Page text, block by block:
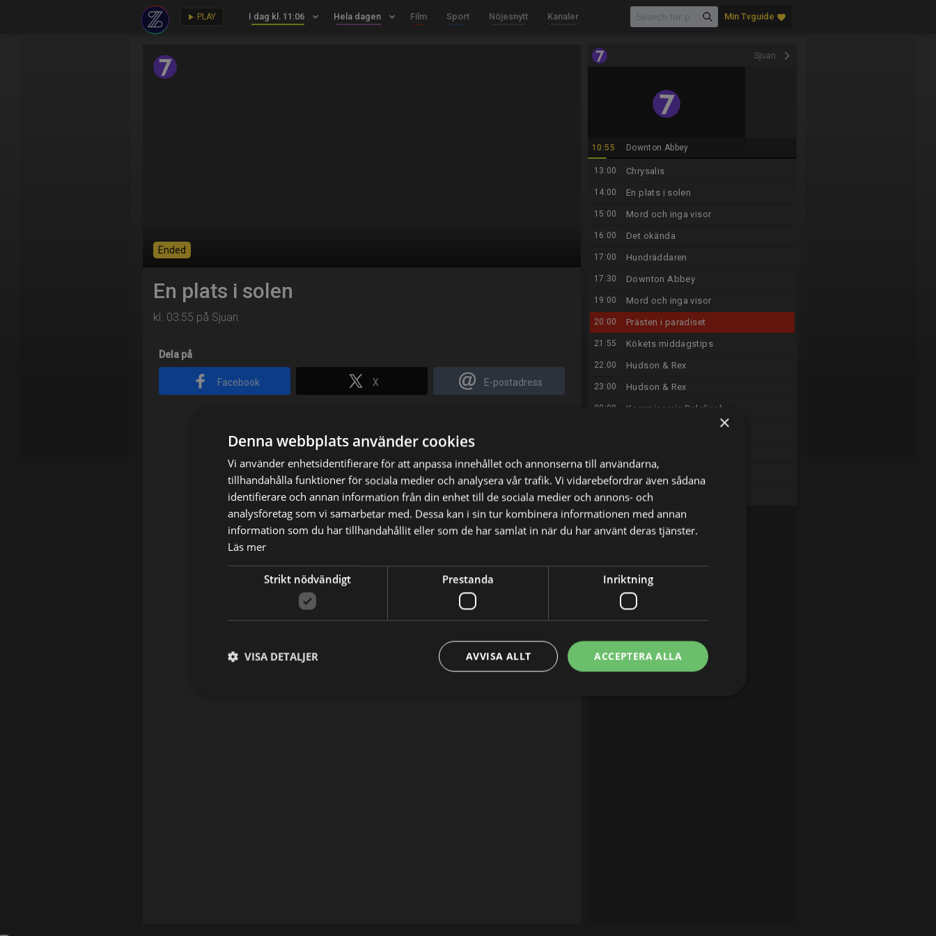
play_arrow PLAY I dag kl. 11:06 keyboard_arrow_down Hela dagen keyboard_arrow_down Film Sport Nöjesnytt Kanaler Min Tvguide favorite
Ended
En plats i solen
kl. 03:55 på Sjuan
Dela på
Facebook X E-postadress
Sjuan keyboard_arrow_right
10:55 Downton Abbey
13:00 Chrysalis
14:00 En plats i solen
15:00 Mord och inga visor
16:00 Det okända
17:00 Hundräddaren
17:30 Downton Abbey
19:00 Mord och inga visor
20:00 Prästen i paradiset
21:55 Kökets middagstips
22:00 Hudson & Rex
23:00 Hudson & Rex
00:00 Kommissarie Dalgliesh
Blue Lights
04:15 Hundräddaren
×
Denna webbplats använder cookies
Vi använder enhetsidentifierare för att anpassa innehållet och annonserna till användarna,
tillhandahålla funktioner för sociala medier och analysera vår trafik. Vi vidarebefordrar även sådana
identifierare och annan information från din enhet till de sociala medier och annons- och
analysföretag som vi samarbetar med. Dessa kan i sin tur kombinera informationen med annan
information som du har tillhandahållit eller som de har samlat in när du har använt deras tjänster.
Läs mer
Strikt nödvändigt Prestanda Inriktning
ACCEPTERA ALLA
AVVISA ALLT
VISA DETALJER